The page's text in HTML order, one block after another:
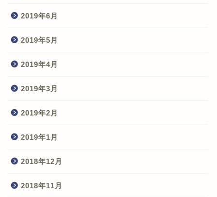
2019年6月
2019年5月
2019年4月
2019年3月
2019年2月
2019年1月
2018年12月
2018年11月